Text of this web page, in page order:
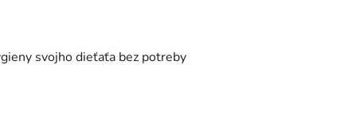
svojho dieťaťa bez potreby